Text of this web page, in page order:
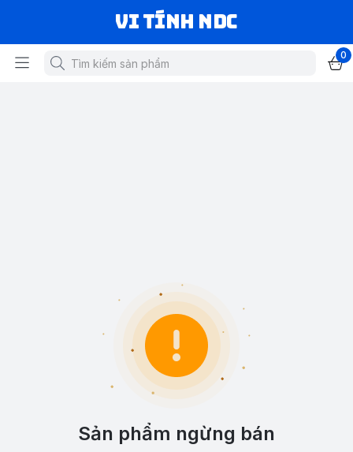
VI TÍNH NDC
0
Sản phẩm ngừng bán